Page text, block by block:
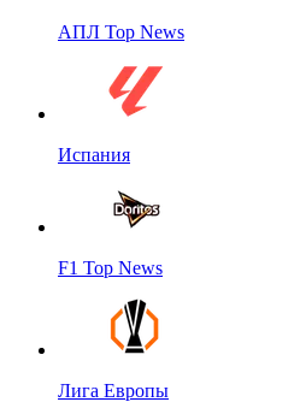
АПЛ Top News
Испания
F1 Top News
Лига Европы